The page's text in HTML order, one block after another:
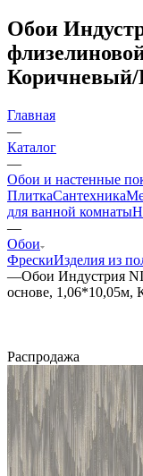
Обои
Главная
—
Каталог
—
Обои и настенные
ПлиткаСантехника
для ванной комнаты
—
Обои
ФрескиИзделия из
—Обои Индустрия
основе, 1,06*10,05м,
Распродажа